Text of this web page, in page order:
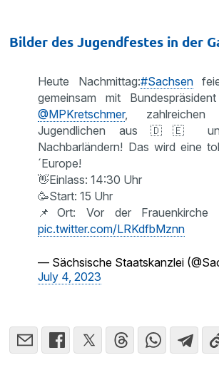
Bilder des Jugendfestes in der
Heute Nachmittag:#Sachsen
gemeinsam mit
@MPKretschmer,
Jugendlichen aus 🇩🇪
Nachbarländern! Das wird eine
´Europe!
👋Einlass: 14:30 Uhr
🥳Start: 15 Uhr
📌Ort: Vor der Frauenkirche
pic.twitter.com/LRKdfbMznn
— Sächsische Staatskanzlei
July 4, 2023